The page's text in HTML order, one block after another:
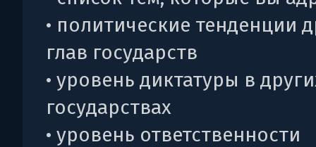
• политические тенденции
глав государств
• уровень диктатуры в
государствах
• уровень ответственности